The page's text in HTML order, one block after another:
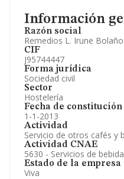
Información
Razón social
Remedios L. Irune
CIF
J95744447
Forma jurídica
Sociedad civil
Sector
Hostelería
Fecha de constitución
1-1-2013
Actividad
Servicio de otros cafés y
Actividad CNAE
5630 - Servicios de
Estado de la empresa
Viva
Información oficial y